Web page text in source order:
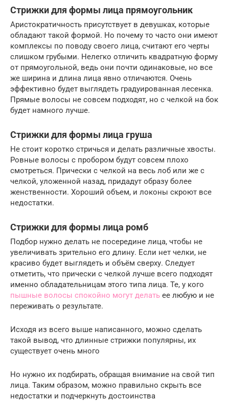
Стрижки для формы лица прямоугольник
Аристократичность присутствует в девушках, которые
обладают такой формой. Но почему то часто они имеют
комплексы по поводу своего лица, считают его черты
слишком грубыми. Нелегко отличить квадратную форму
от прямоугольной, ведь они почти одинаковые, но все
же ширина и длина лица явно отличаются. Очень
эффективно будет выглядеть градуированная лесенка.
Прямые волосы не совсем подходят, но с челкой на бок
будет намного лучше.
Стрижки для формы лица груша
Не стоит коротко стричься и делать различные хвосты.
Ровные волосы с пробором будут совсем плохо
смотреться. Прически с челкой на весь лоб или же с
челкой, уложенной назад, придадут образу более
женственности. Хороший объем, и локоны скроют все
недостатки.
Стрижки для формы лица ромб
Подбор нужно делать не посередине лица, чтобы не
увеличивать зрительно его длину. Если нет челки, не
красиво будет выглядеть и объём сверху. Следует
отметить, что прически с челкой лучше всего подходят
именно обладательницам этого типа лица. Те, у кого
пышные волосы спокойно могут делать ее любую и не
переживать о результате.
Исходя из всего выше написанного, можно сделать
такой вывод, что длинные стрижки популярны, их
существует очень много
Но нужно их подбирать, обращая внимание на свой тип
лица. Таким образом, можно правильно скрыть все
недостатки и подчеркнуть достоинства